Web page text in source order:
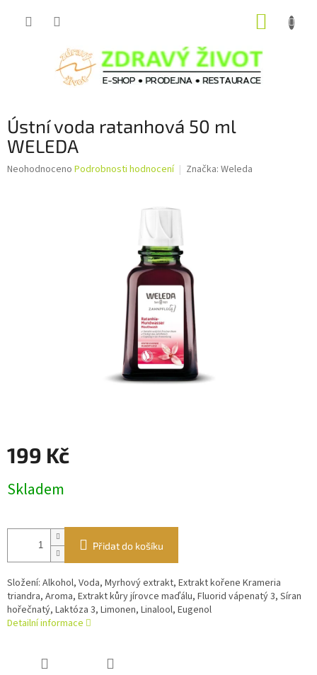
Ústní voda ratanhová 50 ml
WELEDA
Průměrné
Neohodnoceno Podrobnosti hodnocení Značka: Weleda
199 Kč
cena:
Skladem
Přidat do košíku
Složení: Alkohol, Voda, Myrhový extrakt, Extrakt kořene Krameria
triandra, Aroma, Extrakt kůry jírovce maďálu, Fluorid vápenatý 3, Síran
hořečnatý, Laktóza 3, Limonen, Linalool, Eugenol
Detailní informace